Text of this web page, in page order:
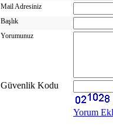
Mail Adresiniz
Başlık
Yorumunuz
Güvenlik Kodu
Yorum